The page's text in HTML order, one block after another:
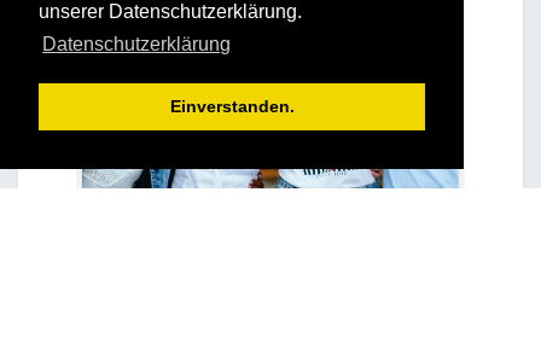
unserer Datenschutzerklärung.
Datenschutzerklärung
Einverstanden.